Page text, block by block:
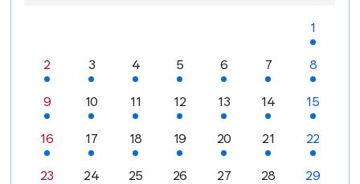
1
2 3 4 5 6 7 8
9 10 11 12 13 14 15
16 17 18 19 20 21 22
23 24 25 26 27 28 29